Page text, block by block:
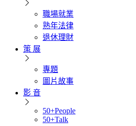
職場就業
熟年法律
退休理財
策 展
專題
圖片故事
影 音
50+People
50+Talk